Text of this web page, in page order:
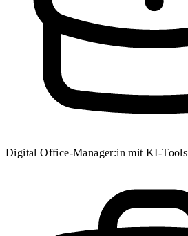
Digital Office-Manager:in mit KI-Tools